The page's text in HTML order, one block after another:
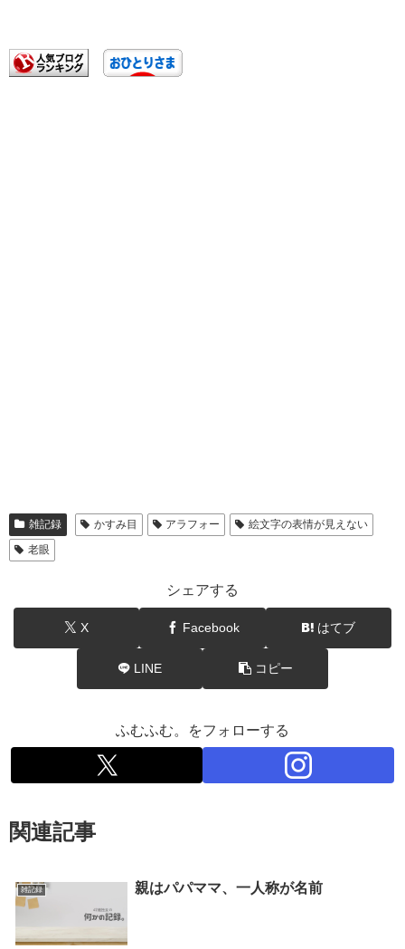
雑記録 かすみ目 アラフォー
絵文字の表情が見えない
老眼
シェアする
X Facebook はてブ
LINE コピー
ふむふむ。をフォローする
関連記事
雑記録 親はパパママ、一人称が名前